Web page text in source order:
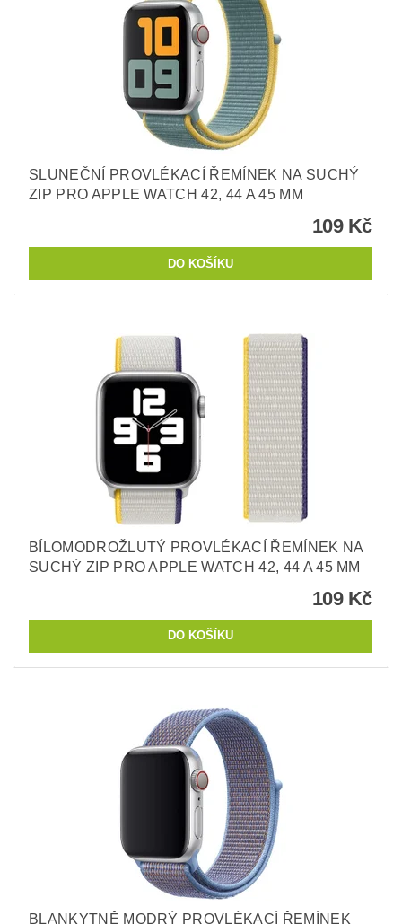
SLUNEČNÍ PROVLÉKACÍ ŘEMÍNEK NA SUCHÝ
ZIP PRO APPLE WATCH 42, 44 A 45 MM
109 Kč
BÍLOMODROŽLUTÝ PROVLÉKACÍ ŘEMÍNEK NA
SUCHÝ ZIP PRO APPLE WATCH 42, 44 A 45 MM
109 Kč
BLANKYTNĚ MODRÝ PROVLÉKACÍ ŘEMÍNEK